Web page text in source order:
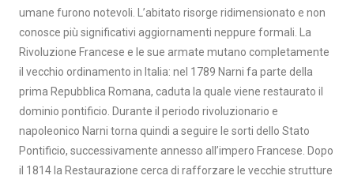
umane furono notevoli. L’abitato risorge ridimensionato e non
conosce più significativi aggiornamenti neppure formali. La
Rivoluzione Francese e le sue armate mutano completamente
il vecchio ordinamento in Italia: nel 1789 Narni fa parte della
prima Repubblica Romana, caduta la quale viene restaurato il
dominio pontificio. Durante il periodo rivoluzionario e
napoleonico Narni torna quindi a seguire le sorti dello Stato
Pontificio, successivamente annesso all’impero Francese. Dopo
il 1814 la Restaurazione cerca di rafforzare le vecchie strutture